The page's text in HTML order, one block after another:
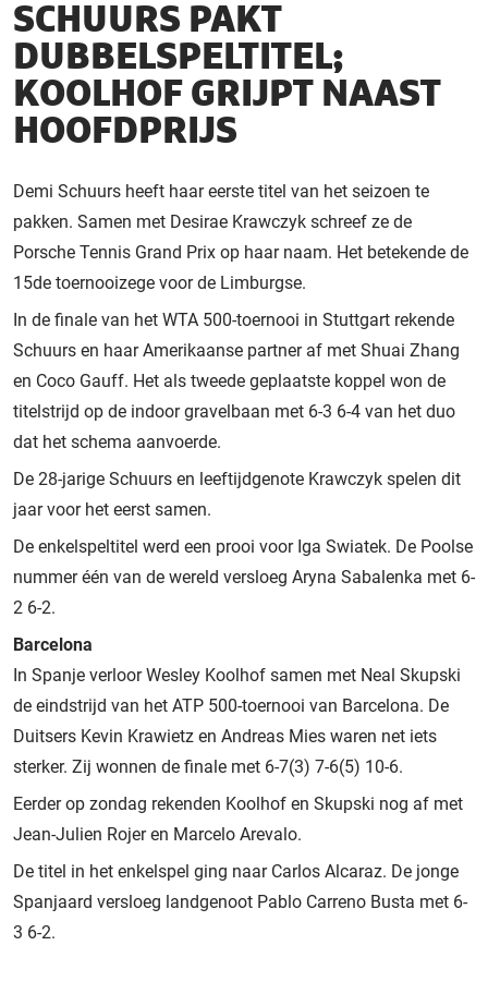
SCHUURS PAKT
DUBBELSPELTITEL;
KOOLHOF GRIJPT NAAST
HOOFDPRIJS
Demi Schuurs heeft haar eerste titel van het seizoen te
pakken. Samen met Desirae Krawczyk schreef ze de
Porsche Tennis Grand Prix op haar naam. Het betekende de
15de toernooizege voor de Limburgse.
In de finale van het WTA 500-toernooi in Stuttgart rekende
Schuurs en haar Amerikaanse partner af met Shuai Zhang
en Coco Gauff. Het als tweede geplaatste koppel won de
titelstrijd op de indoor gravelbaan met 6-3 6-4 van het duo
dat het schema aanvoerde.
De 28-jarige Schuurs en leeftijdgenote Krawczyk spelen dit
jaar voor het eerst samen.
De enkelspeltitel werd een prooi voor Iga Swiatek. De Poolse
nummer één van de wereld versloeg Aryna Sabalenka met 6-
2 6-2.
Barcelona
In Spanje verloor Wesley Koolhof samen met Neal Skupski
de eindstrijd van het ATP 500-toernooi van Barcelona. De
Duitsers Kevin Krawietz en Andreas Mies waren net iets
sterker. Zij wonnen de finale met 6-7(3) 7-6(5) 10-6.
Eerder op zondag rekenden Koolhof en Skupski nog af met
Jean-Julien Rojer en Marcelo Arevalo.
De titel in het enkelspel ging naar Carlos Alcaraz. De jonge
Spanjaard versloeg landgenoot Pablo Carreno Busta met 6-
3 6-2.